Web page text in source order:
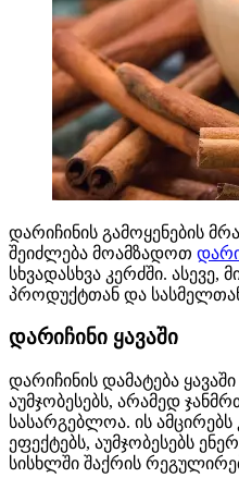
დარიჩინის გამოყენების
შეიძლება მოამზადოთ
სხვადასხვა კერძში. ასევე,
პროდუქტთან და
დარიჩინი ყავაში
დარიჩინის დამატება
აუმჯობესებს, არამედ
სასარგებლოა. ის
ეფექტებს, აუმჯობესებს
სისხლში შაქრის